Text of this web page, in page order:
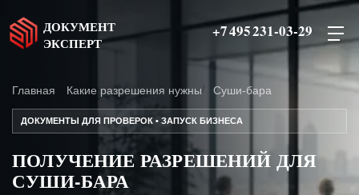
ДОКУМЕНТ
ЭКСПЕРТ
+7 495 231-03-29
Главная Какие разрешения нужны Суши-бара
ДОКУМЕНТЫ ДЛЯ ПРОВЕРОК • ЗАПУСК БИЗНЕСА
ПОЛУЧЕНИЕ РАЗРЕШЕНИЙ ДЛЯ
СУШИ-БАРА